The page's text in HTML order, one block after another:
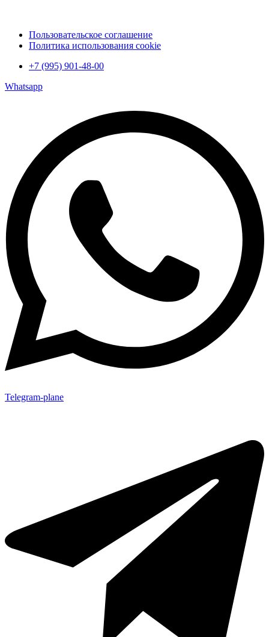
Пользовательское соглашение
Политика использования cookie
+7 (995) 901-48-00
Whatsapp
Telegram-plane